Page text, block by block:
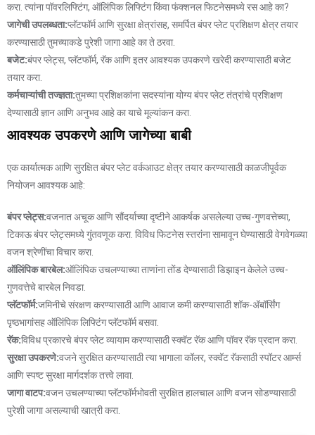
करा. त्यांना पॉवरलिफ्टिंग, ऑलिंपिक लिफ्टिंग किंवा फंक्शनल फिटनेसमध्ये रस आहे का?
जागेची उपलब्धता:प्लॅटफॉर्म आणि सुरक्षा क्षेत्रांसह, समर्पित बंपर प्लेट प्रशिक्षण क्षेत्र तयार
करण्यासाठी तुमच्याकडे पुरेशी जागा आहे का ते ठरवा.
बजेट:बंपर प्लेट्स, प्लॅटफॉर्म, रॅक आणि इतर आवश्यक उपकरणे खरेदी करण्यासाठी बजेट
तयार करा.
कर्मचाऱ्यांची तज्ज्ञता:तुमच्या प्रशिक्षकांना सदस्यांना योग्य बंपर प्लेट तंत्रांचे प्रशिक्षण
देण्यासाठी ज्ञान आणि अनुभव आहे का याचे मूल्यांकन करा.
आवश्यक उपकरणे आणि जागेच्या बाबी
एक कार्यात्मक आणि सुरक्षित बंपर प्लेट वर्कआउट क्षेत्र तयार करण्यासाठी काळजीपूर्वक
नियोजन आवश्यक आहे:
बंपर प्लेट्स:वजनात अचूक आणि सौंदर्याच्या दृष्टीने आकर्षक असलेल्या उच्च-गुणवत्तेच्या,
टिकाऊ बंपर प्लेट्समध्ये गुंतवणूक करा. विविध फिटनेस स्तरांना सामावून घेण्यासाठी वेगवेगळ्या
वजन श्रेणींचा विचार करा.
ऑलिंपिक बारबेल:ऑलिंपिक उचलण्याच्या ताणांना तोंड देण्यासाठी डिझाइन केलेले उच्च-
गुणवत्तेचे बारबेल निवडा.
प्लॅटफॉर्म:जमिनीचे संरक्षण करण्यासाठी आणि आवाज कमी करण्यासाठी शॉक-अ‍ॅबॉर्सिंग
पृष्ठभागांसह ऑलिंपिक लिफ्टिंग प्लॅटफॉर्म बसवा.
रॅक:विविध प्रकारचे बंपर प्लेट व्यायाम करण्यासाठी स्क्वॅट रॅक आणि पॉवर रॅक प्रदान करा.
सुरक्षा उपकरणे:वजने सुरक्षित करण्यासाठी त्या भागाला कॉलर, स्क्वॅट रॅकसाठी स्पॉटर आर्म्स
आणि स्पष्ट सुरक्षा मार्गदर्शक तत्त्वे लावा.
जागा वाटप:वजन उचलण्याच्या प्लॅटफॉर्मभोवती सुरक्षित हालचाल आणि वजन सोडण्यासाठी
पुरेशी जागा असल्याची खात्री करा.